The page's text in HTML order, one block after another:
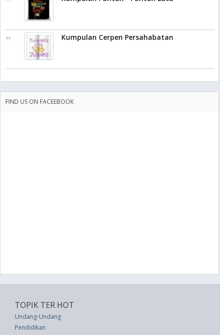
Kumpulan Cerpen Persahabatan
FIND US ON FACEEBOOK
TOPIK TER HOT
Undang-Undang
Pendidikan